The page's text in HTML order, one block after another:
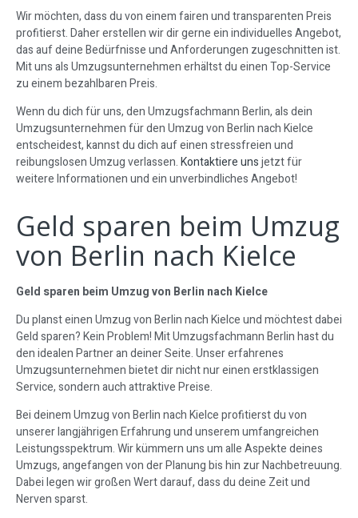
Wir möchten, dass du von einem fairen und transparenten Preis
profitierst. Daher erstellen wir dir gerne ein individuelles Angebot,
das auf deine Bedürfnisse und Anforderungen zugeschnitten ist.
Mit uns als Umzugsunternehmen erhältst du einen Top-Service
zu einem bezahlbaren Preis.
Wenn du dich für uns, den Umzugsfachmann Berlin, als dein
Umzugsunternehmen für den Umzug von Berlin nach Kielce
entscheidest, kannst du dich auf einen stressfreien und
reibungslosen Umzug verlassen.Kontaktiere unsjetzt für
weitere Informationen und ein unverbindliches Angebot!
Geld sparen beim Umzug
von Berlin nach Kielce
Geld sparen beim Umzug von Berlin nach Kielce
Du planst einen Umzug von Berlin nach Kielce und möchtest dabei
Geld sparen? Kein Problem! Mit Umzugsfachmann Berlin hast du
den idealen Partner an deiner Seite. Unser erfahrenes
Umzugsunternehmen bietet dir nicht nur einen erstklassigen
Service, sondern auch attraktive Preise.
Bei deinem Umzug von Berlin nach Kielce profitierst du von
unserer langjährigen Erfahrung und unserem umfangreichen
Leistungsspektrum. Wir kümmern uns um alle Aspekte deines
Umzugs, angefangen von der Planung bis hin zur Nachbetreuung.
Dabei legen wir großen Wert darauf, dass du deine Zeit und
Nerven sparst.